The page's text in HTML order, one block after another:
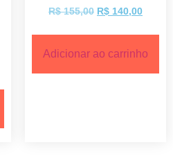
R$155,00 R$ 140,00
Adicionar ao carrinho